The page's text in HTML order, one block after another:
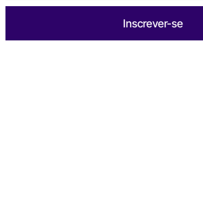
Inscrever-se